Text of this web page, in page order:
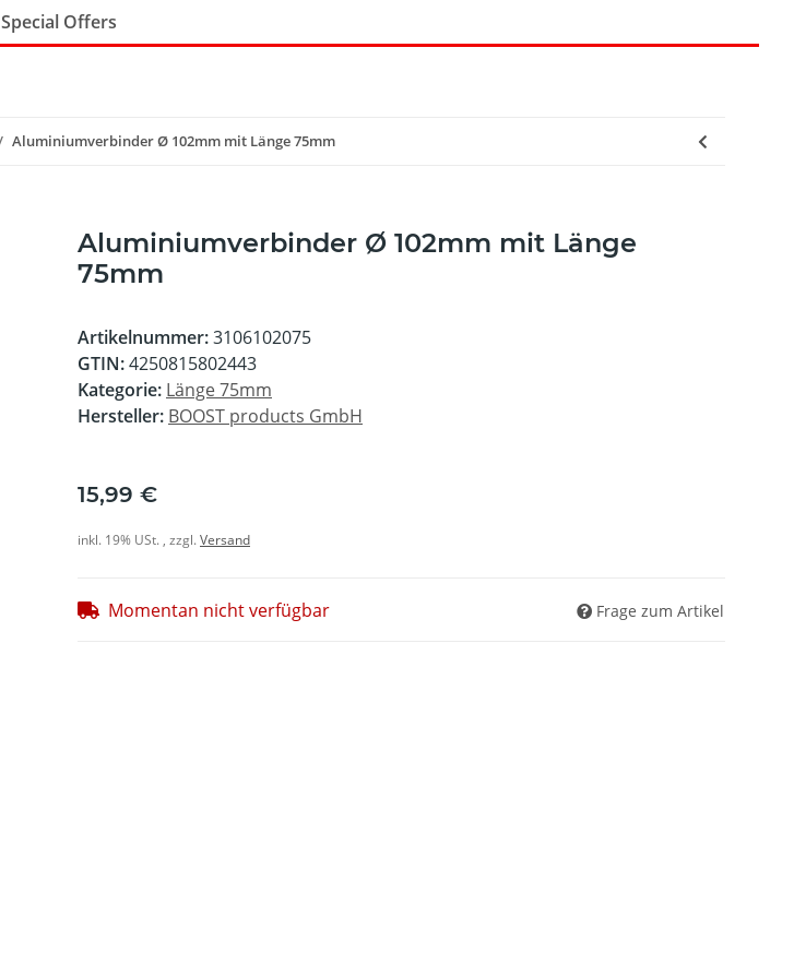
Special Offers
Aluminiumverbinder Ø 102mm mit Länge 75mm
Aluminiumverbinder Ø 102mm mit Länge
75mm
Artikelnummer:3106102075
GTIN:4250815802443
Kategorie: Länge 75mm
Hersteller: BOOST products GmbH
15,99 €
inkl. 19% USt. , zzgl.Versand
Momentan nicht verfügbar Frage zum Artikel